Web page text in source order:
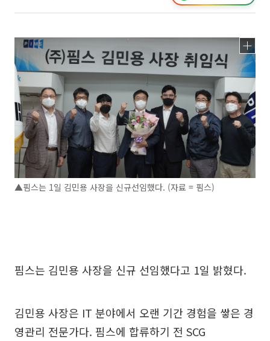
▲핌스는 1일 김민용 사장을 신규선임했다. (자료 = 핌스)
핌스는 김민용 사장을 신규 선임했다고 1일 밝혔다.
김민용 사장은 IT 분야에서 오랜 기간 경험을 쌓은 경
영관리 전문가다. 핌스에 합류하기 전 SCG